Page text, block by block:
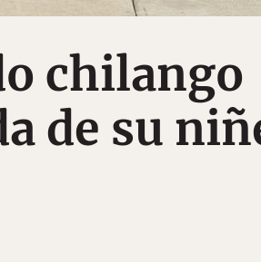
chilango
de su